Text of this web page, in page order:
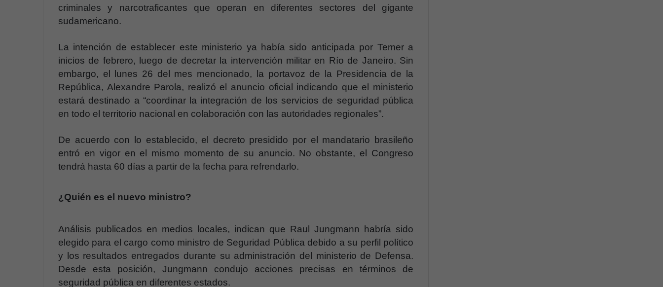
criminales y narcotraficantes que operan en diferentes sectores del gigante
sudamericano.
La intención de establecer este ministerio ya había sido anticipada por Temer a
inicios de febrero, luego de decretar la intervención militar en Río de Janeiro. Sin
embargo, el lunes 26 del mes mencionado, la portavoz de la Presidencia de la
República, Alexandre Parola, realizó el anuncio oficial indicando que el ministerio
estará destinado a “coordinar la integración de los servicios de seguridad pública
en todo el territorio nacional en colaboración con las autoridades regionales”.
De acuerdo con lo establecido, el decreto presidido por el mandatario brasileño
entró en vigor en el mismo momento de su anuncio. No obstante, el Congreso
tendrá hasta 60 días a partir de la fecha para refrendarlo.
¿Quién es el nuevo ministro?
Análisis publicados en medios locales, indican que Raul Jungmann habría sido
elegido para el cargo como ministro de Seguridad Pública debido a su perfil político
y los resultados entregados durante su administración del ministerio de Defensa.
Desde esta posición, Jungmann condujo acciones precisas en términos de
seguridad pública en diferentes estados.